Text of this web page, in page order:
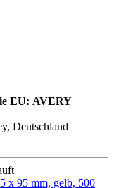
EU: AVERY
Deutschland